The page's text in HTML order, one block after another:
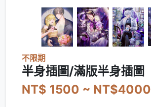
不限期
半身插圖/滿版半身插圖
NT$ 1500 ~ NT$4000